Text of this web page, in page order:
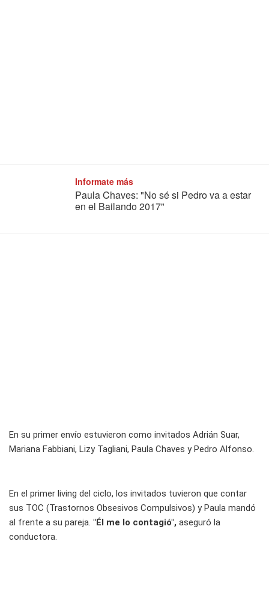
Informate más
Paula Chaves: "No sé si Pedro va a estar
en el Bailando 2017"
En su primer envío estuvieron como invitados Adrián Suar,
Mariana Fabbiani, Lizy Tagliani, Paula Chaves y Pedro Alfonso.
En el primer living del ciclo, los invitados tuvieron que contar
sus TOC (Trastornos Obsesivos Compulsivos) y Paula mandó
al frente a su pareja. "Él me lo contagió", aseguró la
conductora.